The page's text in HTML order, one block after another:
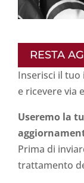
RESTA
Inserisci il tuo
e ricevere via
Useremo la
Prima di
trattamento